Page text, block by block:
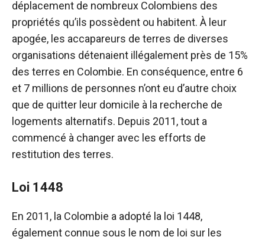
déplacement de nombreux Colombiens des
propriétés qu’ils possèdent ou habitent. À leur
apogée, les accapareurs de terres de diverses
organisations détenaient illégalement près de 15%
des terres en Colombie. En conséquence, entre 6
et 7 millions de personnes n’ont eu d’autre choix
que de quitter leur domicile à la recherche de
logements alternatifs. Depuis 2011, tout a
commencé à changer avec les efforts de
restitution des terres.
Loi 1448
En 2011, la Colombie a adopté la loi 1448,
également connue sous le nom de loi sur les